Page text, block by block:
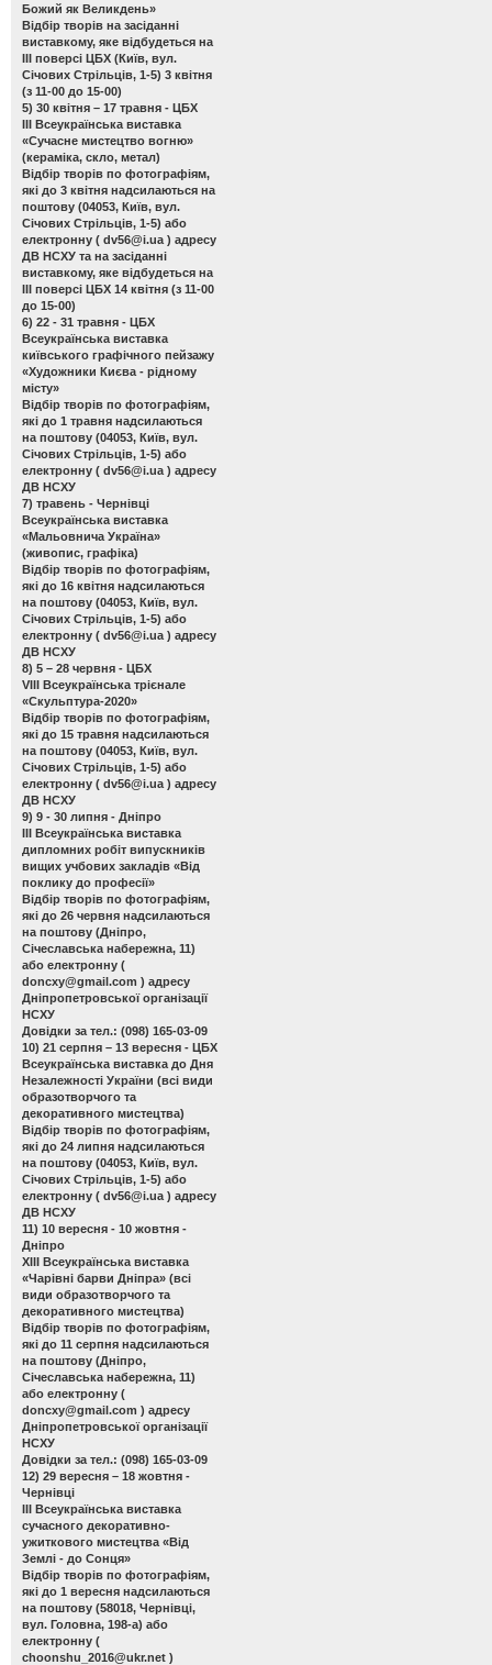
Божий як Великдень»
Відбір творів на засіданні
виставкому, яке відбудеться на
ІІІ поверсі ЦБХ (Київ, вул.
Січових Стрільців, 1-5) 3 квітня
(з 11-00 до 15-00)
5) 30 квітня – 17 травня - ЦБХ
ІІІ Всеукраїнська виставка
«Сучасне мистецтво вогню»
(кераміка, скло, метал)
Відбір творів по фотографіям,
які до 3 квітня надсилаються на
поштову (04053, Київ, вул.
Січових Стрільців, 1-5) або
електронну ( dv56@i.ua ) адресу
ДВ НСХУ та на засіданні
виставкому, яке відбудеться на
ІІІ поверсі ЦБХ 14 квітня (з 11-00
до 15-00)
6) 22 - 31 травня - ЦБХ
Всеукраїнська виставка
київського графічного пейзажу
«Художники Києва - рідному
місту»
Відбір творів по фотографіям,
які до 1 травня надсилаються
на поштову (04053, Київ, вул.
Січових Стрільців, 1-5) або
електронну ( dv56@i.ua ) адресу
ДВ НСХУ
7) травень - Чернівці
Всеукраїнська виставка
«Мальовнича Україна»
(живопис, графіка)
Відбір творів по фотографіям,
які до 16 квітня надсилаються
на поштову (04053, Київ, вул.
Січових Стрільців, 1-5) або
електронну ( dv56@i.ua ) адресу
ДВ НСХУ
8) 5 – 28 червня - ЦБХ
VIII Всеукраїнська трієнале
«Скульптура-2020»
Відбір творів по фотографіям,
які до 15 травня надсилаються
на поштову (04053, Київ, вул.
Січових Стрільців, 1-5) або
електронну ( dv56@i.ua ) адресу
ДВ НСХУ
9) 9 - 30 липня - Дніпро
ІІІ Всеукраїнська виставка
дипломних робіт випускників
вищих учбових закладів «Від
поклику до професії»
Відбір творів по фотографіям,
які до 26 червня надсилаються
на поштову (Дніпро,
Січеславська набережна, 11)
або електронну (
doncxy@gmail.com ) адресу
Дніпропетровської організації
НСХУ
Довідки за тел.: (098) 165-03-09
10) 21 серпня – 13 вересня - ЦБХ
Всеукраїнська виставка до Дня
Незалежності України (всі види
образотворчого та
декоративного мистецтва)
Відбір творів по фотографіям,
які до 24 липня надсилаються
на поштову (04053, Київ, вул.
Січових Стрільців, 1-5) або
електронну ( dv56@i.ua ) адресу
ДВ НСХУ
11) 10 вересня - 10 жовтня -
Дніпро
ХІІІ Всеукраїнська виставка
«Чарівні барви Дніпра» (всі
види образотворчого та
декоративного мистецтва)
Відбір творів по фотографіям,
які до 11 серпня надсилаються
на поштову (Дніпро,
Січеславська набережна, 11)
або електронну (
doncxy@gmail.com ) адресу
Дніпропетровської організації
НСХУ
Довідки за тел.: (098) 165-03-09
12) 29 вересня – 18 жовтня -
Чернівці
ІІІ Всеукраїнська виставка
сучасного декоративно-
ужиткового мистецтва «Від
Землі - до Сонця»
Відбір творів по фотографіям,
які до 1 вересня надсилаються
на поштову (58018, Чернівці,
вул. Головна, 198-а) або
електронну (
choonshu_2016@ukr.net )